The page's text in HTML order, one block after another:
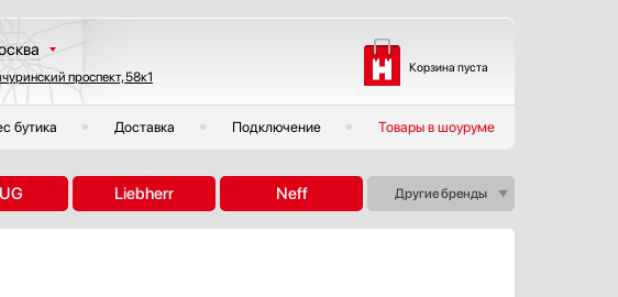
Петербург
проспект, 58к1
Корзина пуста
бутика Доставка Подключение Товары в шоуруме
Liebherr Neff Другие бренды